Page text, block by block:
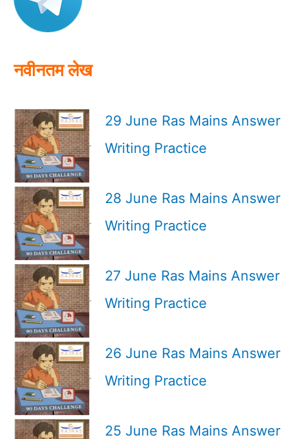
o
नवीनतम लेख
29 June Ras Mains Answer
Writing Practice
28 June Ras Mains Answer
Writing Practice
27 June Ras Mains Answer
Writing Practice
26 June Ras Mains Answer
Writing Practice
25 June Ras Mains Answer